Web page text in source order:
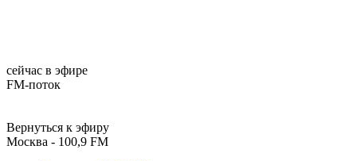
сейчас в эфире
FM-поток
Вернуться к эфиру
Москва - 100,9 FM